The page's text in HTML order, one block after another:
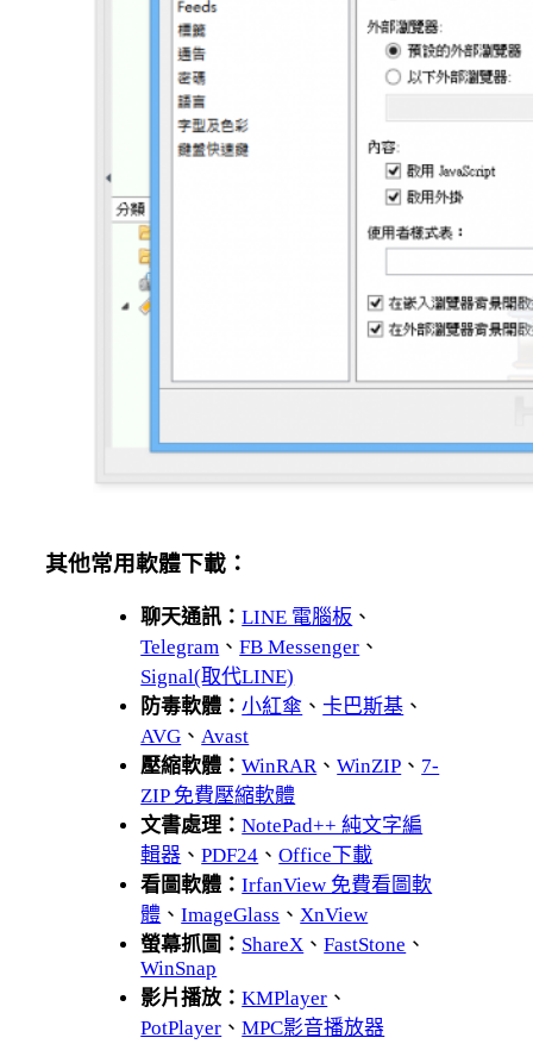
其他常用軟體下載：
聊天通訊：LINE 電腦板 、
Telegram 、FB Messenger 、
Signal(取代LINE)
防毒軟體：小紅傘 、卡巴斯基 、
AVG 、 Avast
壓縮軟體：WinRAR 、WinZIP 、 7-
ZIP 免費壓縮軟體
文書處理：NotePad++ 純文字編
輯器 、PDF24 、Office下載
看圖軟體：IrfanView 免費看圖軟
體 、ImageGlass 、 XnView
螢幕抓圖： ShareX 、FastStone 、
WinSnap
影片播放：KMPlayer 、
PotPlayer 、MPC影音播放器